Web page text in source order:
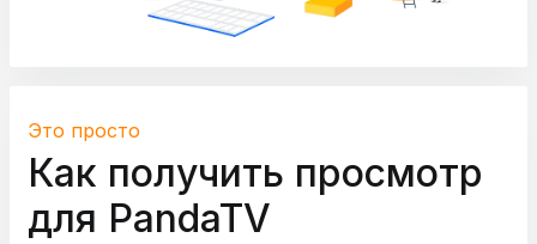
Это просто
Как получить просмотр
для PandaTV